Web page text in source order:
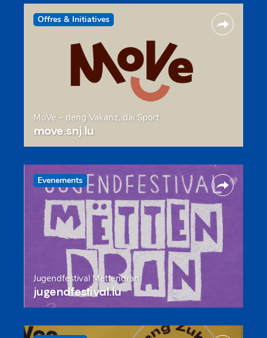
Offres & Initiatives
MoVe – deng Vakanz, däi Sport
move.snj.lu
Evenements
Jugendfestival Mëttendran
jugendfestival.lu